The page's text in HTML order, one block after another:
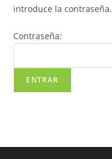
introduce la contraseña.
Contraseña: